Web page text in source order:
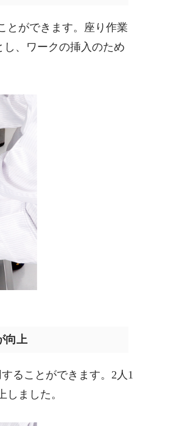
とができます。座り作業
、ワークの挿入のため
向上
ることができます。2人1
ました。